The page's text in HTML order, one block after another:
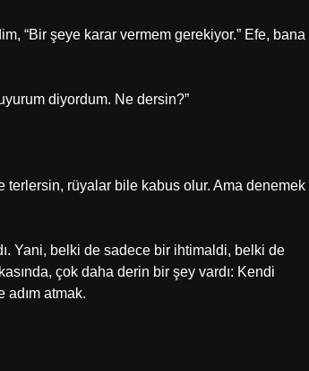
“Bir şeye karar vermem gerekiyor.” Efe, bana
diyordum. Ne dersin?”
terlersin, rüyalar bile kabus olur. Ama denemek
Yani, belki de sadece bir ihtimaldi, belki de
çok daha derin bir şey vardı: Kendi
adım atmak.